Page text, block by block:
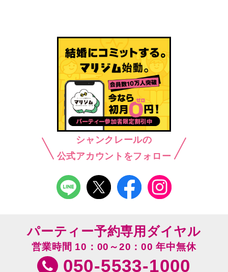
シャンクレールの
公式アカウントをフォロー
パーティー予約専用ダイヤル
営業時間 10：00～20：00 年中無休
050-5533-1000